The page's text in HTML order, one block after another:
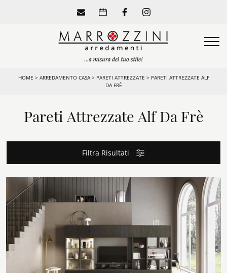
HOME > ARREDAMENTO CASA> PARETI ATTREZZATE > PARETI ATTREZZATE ALF
DA FRÈ
Pareti Attrezzate Alf Da Frè
Filtra Risultati